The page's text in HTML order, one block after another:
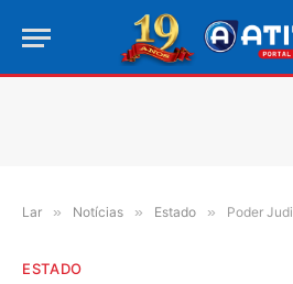
Lar » Notícias » Estado » Poder
ESTADO